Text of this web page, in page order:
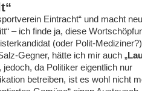
Eintracht“ und macht
– ich finde ja, diese
(oder Polit-
Gegner, hätte ich mir auch „
jedoch, da Politiker eigentlich nur
betreiben, ist es wohl nicht